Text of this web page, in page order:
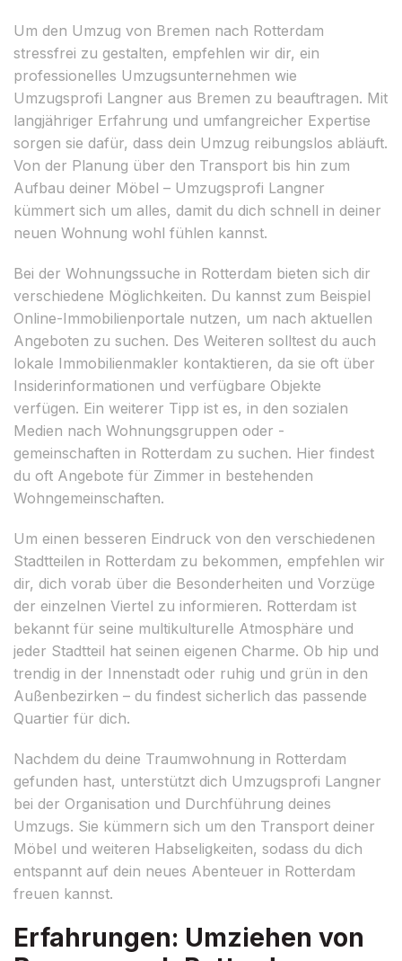
Um den Umzug von Bremen nach Rotterdam
stressfrei zu gestalten, empfehlen wir dir, ein
professionelles Umzugsunternehmen wie
Umzugsprofi Langner aus Bremen zu beauftragen. Mit
langjähriger Erfahrung und umfangreicher Expertise
sorgen sie dafür, dass dein Umzug reibungslos abläuft.
Von der Planung über den Transport bis hin zum
Aufbau deiner Möbel – Umzugsprofi Langner
kümmert sich um alles, damit du dich schnell in deiner
neuen Wohnung wohl fühlen kannst.
Bei der Wohnungssuche in Rotterdam bieten sich dir
verschiedene Möglichkeiten. Du kannst zum Beispiel
Online-Immobilienportale nutzen, um nach aktuellen
Angeboten zu suchen. Des Weiteren solltest du auch
lokale Immobilienmakler kontaktieren, da sie oft über
Insiderinformationen und verfügbare Objekte
verfügen. Ein weiterer Tipp ist es, in den sozialen
Medien nach Wohnungsgruppen oder -
gemeinschaften in Rotterdam zu suchen. Hier findest
du oft Angebote für Zimmer in bestehenden
Wohngemeinschaften.
Um einen besseren Eindruck von den verschiedenen
Stadtteilen in Rotterdam zu bekommen, empfehlen wir
dir, dich vorab über die Besonderheiten und Vorzüge
der einzelnen Viertel zu informieren. Rotterdam ist
bekannt für seine multikulturelle Atmosphäre und
jeder Stadtteil hat seinen eigenen Charme. Ob hip und
trendig in der Innenstadt oder ruhig und grün in den
Außenbezirken – du findest sicherlich das passende
Quartier für dich.
Nachdem du deine Traumwohnung in Rotterdam
gefunden hast, unterstützt dich Umzugsprofi Langner
bei der Organisation und Durchführung deines
Umzugs. Sie kümmern sich um den Transport deiner
Möbel und weiteren Habseligkeiten, sodass du dich
entspannt auf dein neues Abenteuer in Rotterdam
freuen kannst.
Erfahrungen: Umziehen von